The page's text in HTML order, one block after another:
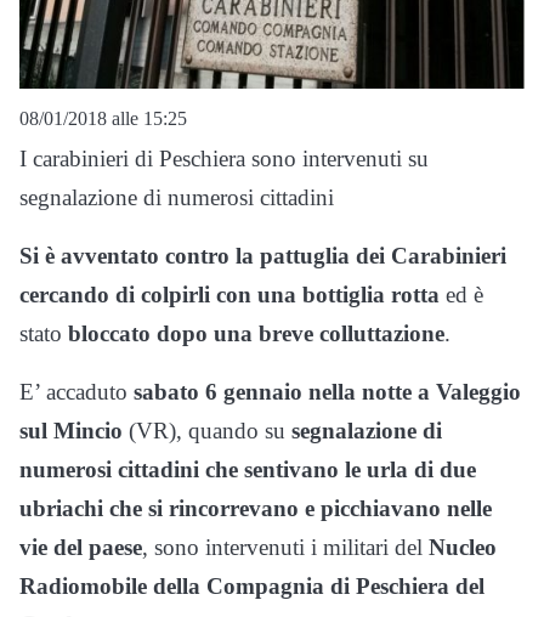
08/01/2018 alle 15:25
I carabinieri di Peschiera sono intervenuti su
segnalazione di numerosi cittadini
Si è avventato contro la pattuglia dei Carabinieri
cercando di colpirli con una bottiglia rotta ed è
stato bloccato dopo una breve colluttazione.
E’ accaduto sabato 6 gennaio nella notte a Valeggio
sul Mincio (VR), quando su segnalazione di
numerosi cittadini che sentivano le urla di due
ubriachi che si rincorrevano e picchiavano nelle
vie del paese, sono intervenuti i militari del Nucleo
Radiomobile della Compagnia di Peschiera del